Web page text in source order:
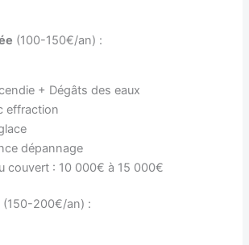
(100-150€/an) :
+ Dégâts des eaux
effraction
dépannage
couvert : 10 000€ à 15 000€
(150-200€/an) :